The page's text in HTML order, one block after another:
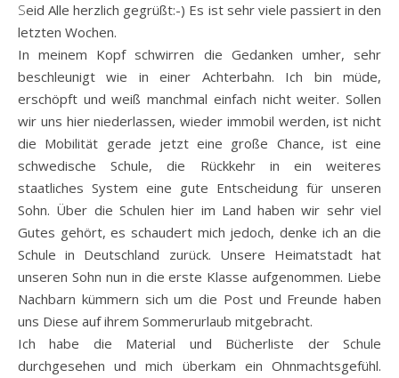
Seid Alle herzlich gegrüßt:-) Es ist sehr viele passiert in den
letzten Wochen.
In meinem Kopf schwirren die Gedanken umher, sehr
beschleunigt wie in einer Achterbahn. Ich bin müde,
erschöpft und weiß manchmal einfach nicht weiter. Sollen
wir uns hier niederlassen, wieder immobil werden, ist nicht
die Mobilität gerade jetzt eine große Chance, ist eine
schwedische Schule, die Rückkehr in ein weiteres
staatliches System eine gute Entscheidung für unseren
Sohn. Über die Schulen hier im Land haben wir sehr viel
Gutes gehört, es schaudert mich jedoch, denke ich an die
Schule in Deutschland zurück. Unsere Heimatstadt hat
unseren Sohn nun in die erste Klasse aufgenommen. Liebe
Nachbarn kümmern sich um die Post und Freunde haben
uns Diese auf ihrem Sommerurlaub mitgebracht.
Ich habe die Material und Bücherliste der Schule
durchgesehen und mich überkam ein Ohnmachtsgefühl.